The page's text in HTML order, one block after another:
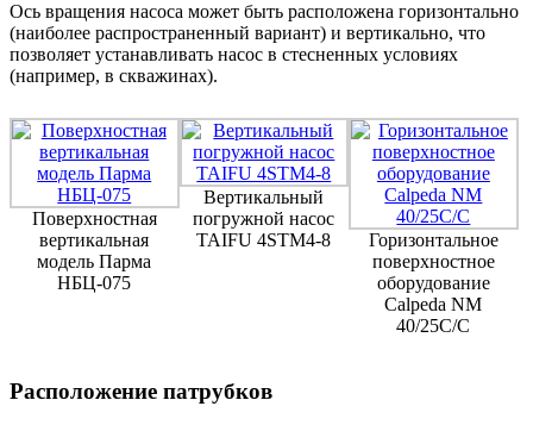
Ось вращения насоса может быть расположена горизонтально
(наиболее распространенный вариант) и вертикально, что
позволяет устанавливать насос в стесненных условиях
(например, в скважинах).
Поверхностная
вертикальная
модель Парма
НБЦ-075
Вертикальный
погружной насос
TAIFU 4STM4-8
Горизонтальное
поверхностное
оборудование
Calpeda NM
40/25C/C
Расположение патрубков